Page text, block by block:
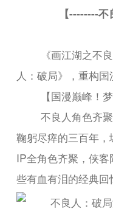
【--------
《画江湖之不
人：破局》，重构
【国漫巅峰！
不良人角色齐
鞠躬尽瘁的三百年
IP全角色齐聚，侠
些有血有泪的经典回